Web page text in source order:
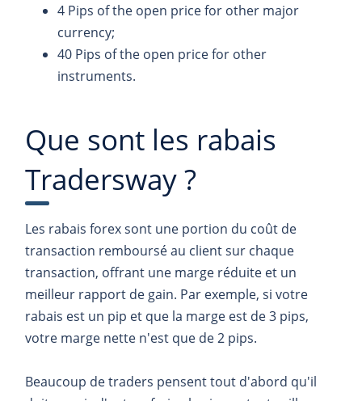
4 Pips of the open price for other major
currency;
40 Pips of the open price for other
instruments.
Que sont les rabais
Tradersway ?
Les rabais forex sont une portion du coût de
transaction remboursé au client sur chaque
transaction, offrant une marge réduite et un
meilleur rapport de gain. Par exemple, si votre
rabais est un pip et que la marge est de 3 pips,
votre marge nette n'est que de 2 pips.
Beaucoup de traders pensent tout d'abord qu'il